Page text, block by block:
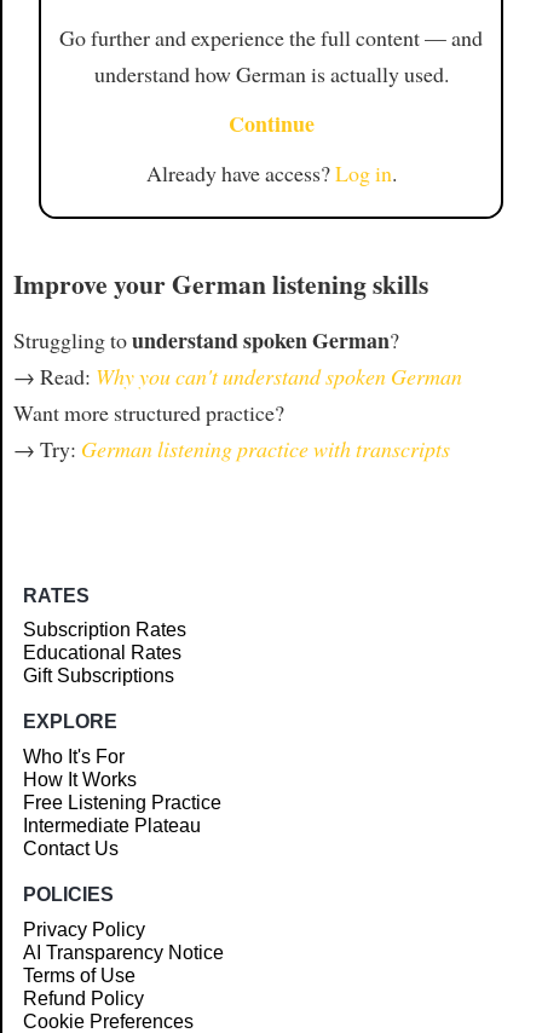
Go further and experience the full content — and
understand how German is actually used.
Continue
Already have access?Log in.
Improve your German listening skills
Struggling tounderstand spoken German?
→ Read: Why you can't understand spoken German
Want more structured practice?
→ Try: German listening practice with transcripts
RATES
Subscription Rates
Educational Rates
Gift Subscriptions
EXPLORE
Who It's For
How It Works
Free Listening Practice
Intermediate Plateau
Contact Us
POLICIES
Privacy Policy
AI Transparency Notice
Terms of Use
Refund Policy
Cookie Preferences